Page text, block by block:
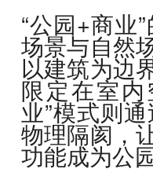
“公园+商业
场景与自然
以建筑为边
限定在室
业”模式则
物理隔阂，
功能成为公